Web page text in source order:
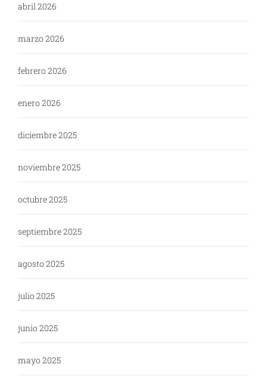
abril 2026
marzo 2026
febrero 2026
enero 2026
diciembre 2025
noviembre 2025
octubre 2025
septiembre 2025
agosto 2025
julio 2025
junio 2025
mayo 2025